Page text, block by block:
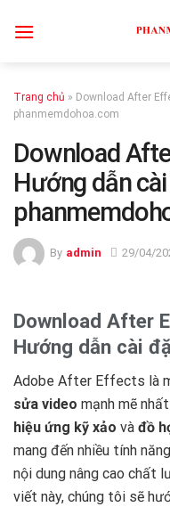
Trang chủ » Download After
phanmemdohoa.com
Download
Hướng dẫn
By admin 29/04/
Download After
Hướng dẫn cài
Adobe After Effects là
sửa video mạnh mẽ
hiệu ứng kỹ xảo và đồ
mang đến nhiều tính
nội dung nâng cao chất
viết này, chúng tôi sẽ